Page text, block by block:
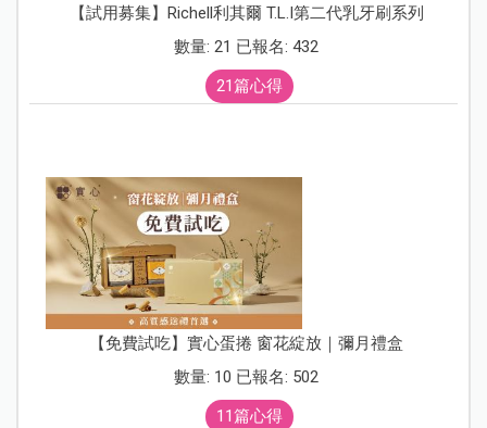
【試用募集】Richell利其爾 T.L.I第二代乳牙刷系列
數量: 21 已報名: 432
21篇心得
【免費試吃】實心蛋捲 窗花綻放｜彌月禮盒
數量: 10 已報名: 502
11篇心得